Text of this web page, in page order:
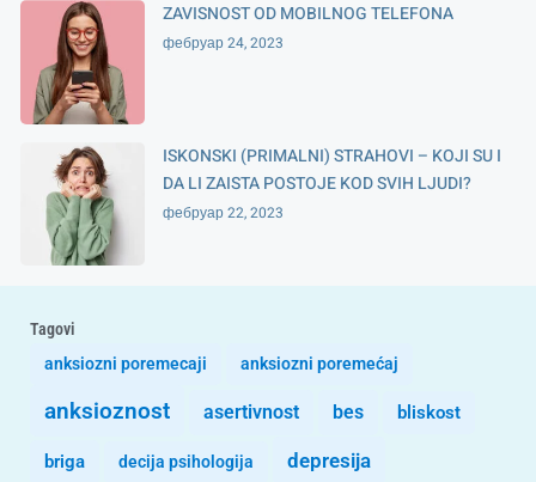
ZAVISNOST OD MOBILNOG TELEFONA
фебруар 24, 2023
ISKONSKI (PRIMALNI) STRAHOVI – KOJI SU I
DA LI ZAISTA POSTOJE KOD SVIH LJUDI?
фебруар 22, 2023
Tagovi
anksiozni poremecaji
anksiozni poremećaj
anksioznost asertivnost bes bliskost
briga decija psihologija depresija